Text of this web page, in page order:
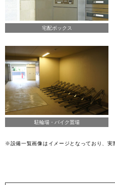
宅配ボックス
駐輪場・バイク置場
※設備一覧画像はイメージとなっており、実